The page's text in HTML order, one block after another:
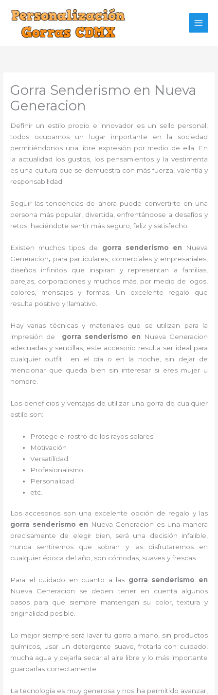
contenido
Gorra Senderismo en Nueva
Generacion
Definir un estilo propio e innovador es un sello personal,
todos ocupamos un lugar importante en la sociedad
permitiéndonos una libre expresión por medio de ella. En
la actualidad los gustos, los pensamientos y la vestimenta
es una cultura que se demuestra con más fuerza, valentía y
responsabilidad.
Seguir las tendencias de ahora puede convertirte en una
persona más popular, divertida, enfrentándose a desafíos y
retos, haciéndote sentir más seguro, feliz y satisfecho.
Existen muchos tipos de gorra senderismo en
Nueva
Generacion, para particulares, comerciales y empresariales,
diseños infinitos que inspiran y representan a familias,
parejas, corporaciones y muchos más, por medio de logos,
colores, mensajes y formas. Un excelente regalo que
resulta positivo y llamativo.
Hay varias técnicas y materiales que se utilizan para la
impresión de gorra senderismo en
Nueva Generacion
adecuadas y sencillas, este accesorio resulta ser ideal para
cualquier outfit en el día o en la noche, sin dejar de
mencionar que queda bien sin interesar si eres mujer u
hombre.
Los beneficios y ventajas de utilizar una gorra de cualquier
estilo son:
Protege el rostro de los rayos solares
Motivación
Versatilidad
Profesionalismo
Personalidad
etc.
Los accesorios son una excelente opción de regalo y las
gorra senderismo en Nueva Generacion es una manera
precisamente de elegir bien, será una decisión infalible,
nunca sentiremos que sobran y las disfrutaremos en
cualquier época del año, son cómodas, suaves y frescas.
Para el cuidado en cuanto a las gorra senderismo en
Nueva Generacion
se deben tener en cuenta algunos
pasos para que siempre mantengan su color, textura y
originalidad posible.
Lo mejor siempre será lavar tu gorra a mano, sin productos
químicos, usar un detergente suave, frotarla con cuidado,
mucha agua y dejarla secar al aire libre y lo más importante
guardarlas correctamente.
La tecnología es muy generosa y nos ha permitido avanzar,